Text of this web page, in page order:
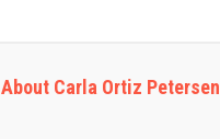
About Carla Ortiz Petersen